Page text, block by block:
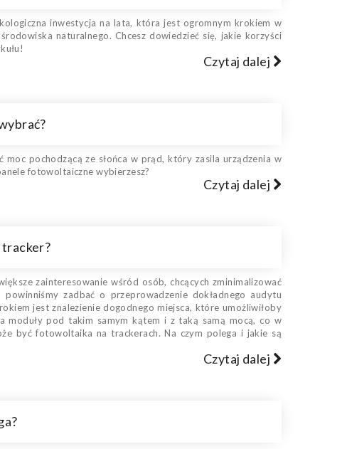
inwestycja na lata, która jest ogromnym krokiem w
naturalnego. Chcesz dowiedzieć się, jakie korzyści
Czytaj dalej
pochodzącą ze słońca w prąd, który zasila urządzenia w
fotowoltaiczne wybierzesz?
Czytaj dalej
tracker?
zainteresowanie wśród osób, chcących zminimalizować
zadbać o przeprowadzenie dokładnego audytu
jest znalezienie dogodnego miejsca, które umożliwiłoby
moduły pod takim samym kątem i z taką samą mocą, co w
być fotowoltaika na trackerach. Na czym polega i jakie są
Czytaj dalej